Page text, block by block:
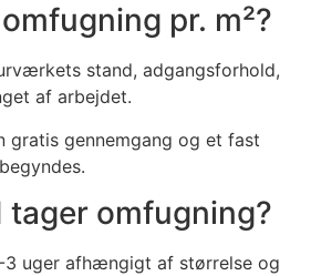
pr. m²?
stand, adgangsforhold,
af arbejdet.
gratis gennemgang og et fast
tager omfugning?
uger afhængigt af størrelse og